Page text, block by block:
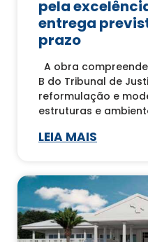
pela
entrega
prazo
A obra
B do Tribunal de
reformulação e
estruturas e
LEIA MAIS